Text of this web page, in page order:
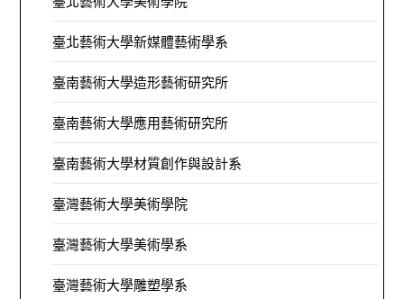
臺北藝術大學新媒體藝術學系
臺南藝術大學造形藝術研究所
臺南藝術大學應用藝術研究所
臺南藝術大學材質創作與設計系
臺灣藝術大學美術學院
臺灣藝術大學美術學系
臺灣藝術大學雕塑學系